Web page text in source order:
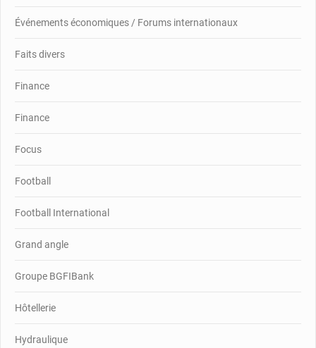
Événements économiques / Forums internationaux
Faits divers
Finance
Finance
Focus
Football
Football International
Grand angle
Groupe BGFIBank
Hôtellerie
Hydraulique